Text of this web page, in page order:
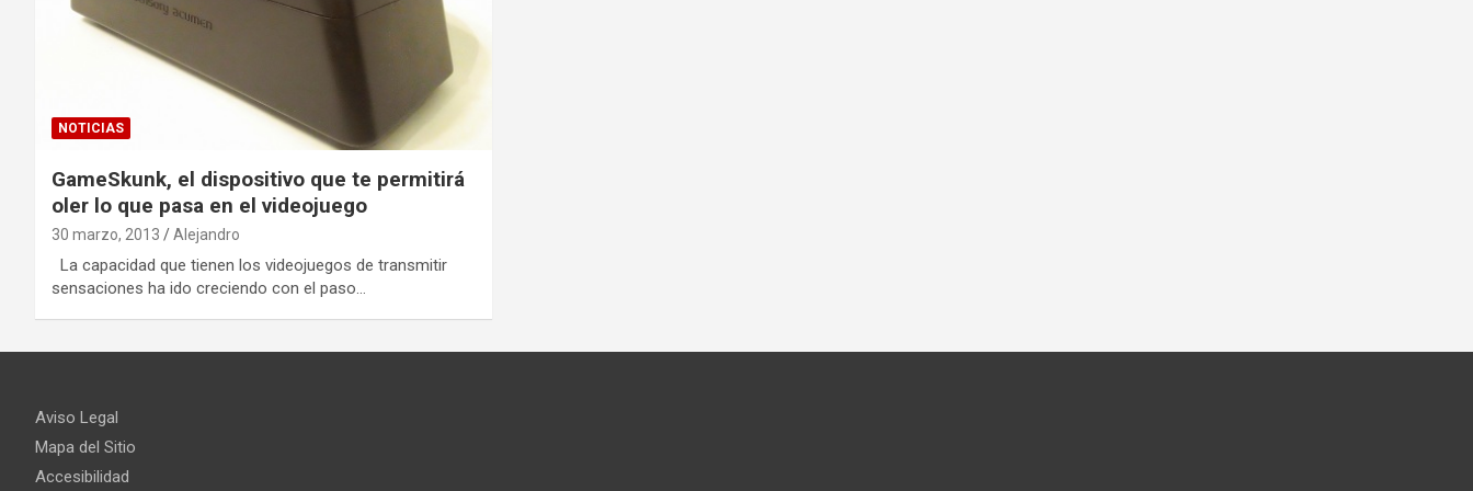
NOTICIAS
GameSkunk, el dispositivo que te permitirá
oler lo que pasa en el videojuego
30 marzo, 2013 Alejandro
La capacidad que tienen los videojuegos de transmitir
sensaciones ha ido creciendo con el paso…
Aviso Legal
Mapa del Sitio
Accesibilidad